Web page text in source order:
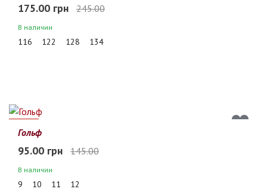
175.00 грн 245.00
В наличии
116 122 128 134
34%
Гольф
95.00 грн 145.00
В наличии
9 10 11 12